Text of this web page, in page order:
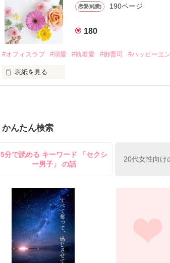
夏木美桜(なつきみお)
✕
鳴海哲平 (なるみてっぺい)
止まっていたはずの二人の時間が、再び動き出す。
恋愛(純愛) 190ページ
180
#オフィスラブ #溺愛 #執着愛 #御曹司 #ハッピーエ
表紙を見る
雪瀬鷹哉（29）が『──俺と結婚してくれないか
鷹哉『宜しくな、俺の雛子』🦅
雛子『俺の……ひぃ、雛子？！！！』🐥
シゴデキで冷徹な上司が見せる素顔は、なぜか
※表紙も作中使用の画像も全てフリー素材です。
※執筆期間2026.6.3〜7.20完結です。
※他サイトさんにて恋愛トレンド1位でした〜良
かんたん検索
5分で読める キーワード 「セクシ
ー男子」 の話
20代女性向け